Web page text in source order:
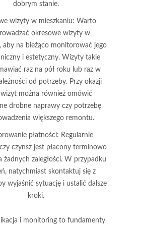
dobrym stanie.
wizyty w mieszkaniu: Warto
okresowe wizyty w
aby na bieżąco monitorować jego
i estetyczny. Wizyty takie
raz na pół roku lub raz w
od potrzeby. Przy okazji
można również omówić
drobne naprawy czy potrzebę
większego remontu.
płatności: Regularnie
czynsz jest płacony terminowo
żadnych zaległości. W przypadku
natychmiast skontaktuj się z
wyjaśnić sytuację i ustalić dalsze
kroki.
i monitoring to fundamenty